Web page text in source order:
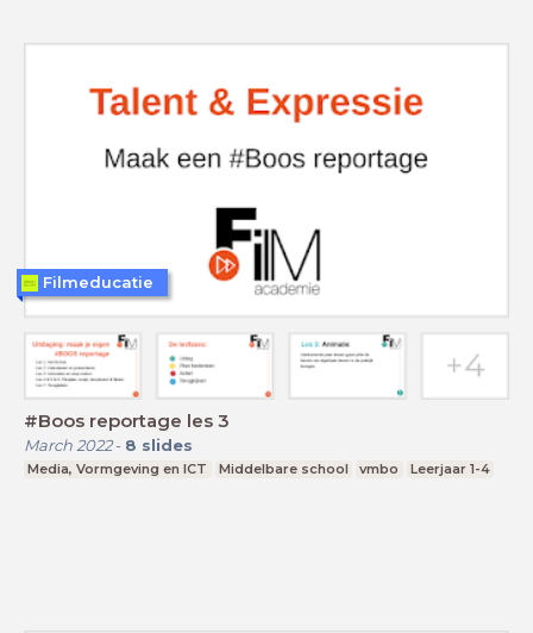
#Boos reportage les 3
March 2022- 8 slides
Media, Vormgeving en ICT Middelbare school vmbo Leerjaar 1-4
Filmeducatie